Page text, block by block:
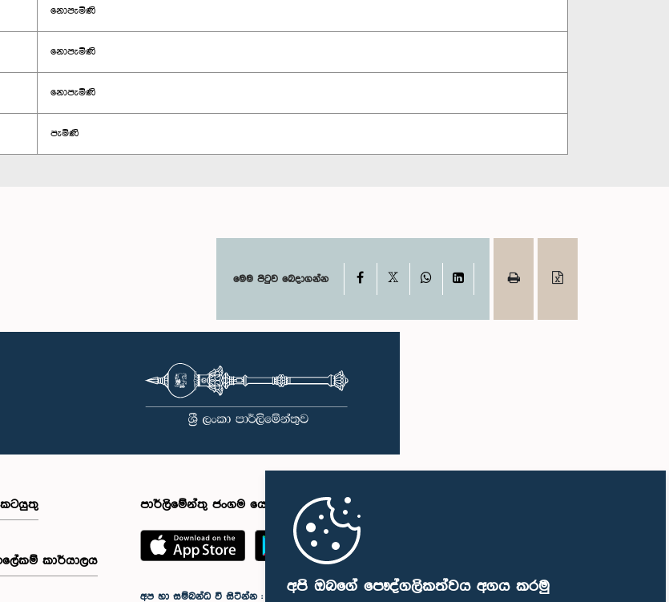
අපි ඔබගේ පෞද්ගලිකත්වය අගය කරමු
නොපැමිණි
නොපැමිණි
නොපැමිණි
පැමිණි
මෙම පිටුව බෙදාගන්න Facebook WhatsAppLinkedIn
කටයුතු
කාර්යාලය
පාර්ලිමේන්තු ජංගම යෙදුම
අප හා සම්බන්ධ වී සිටින්න :